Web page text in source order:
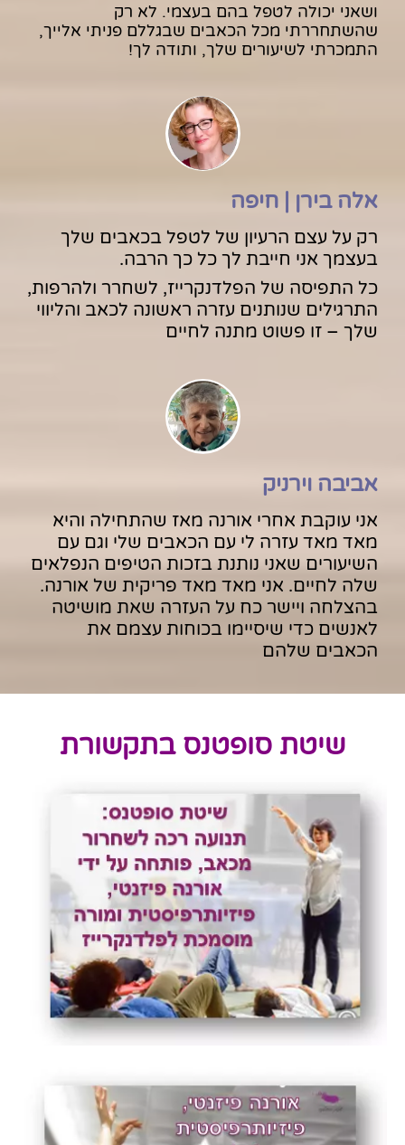
ושאני יכולה לטפל בהם בעצמי. לא רק
שהשתחררתי מכל הכאבים שבגללם פניתי אלייך,
התמכרתי לשיעורים שלך, ותודה לך!
אלה בירן | חיפה
רק על עצם הרעיון של לטפל בכאבים שלך
בעצמך אני חייבת לך כל כך הרבה.
כל התפיסה של הפלדנקרייז, לשחרר ולהרפות,
התרגילים שנותנים עזרה ראשונה לכאב והליווי
שלך – זו פשוט מתנה לחיים
אביבה וירניק
אני עוקבת אחרי אורנה מאז שהתחילה והיא
מאד מאד עזרה לי עם הכאבים שלי וגם עם
השיעורים שאני נותנת בזכות הטיפים הנפלאים
שלה לחיים. אני מאד מאד פריקית של אורנה.
בהצלחה ויישר כח על העזרה שאת מושיטה
לאנשים כדי שיסיימו בכוחות עצמם את
הכאבים שלהם
שיטת סופטנס בתקשורת